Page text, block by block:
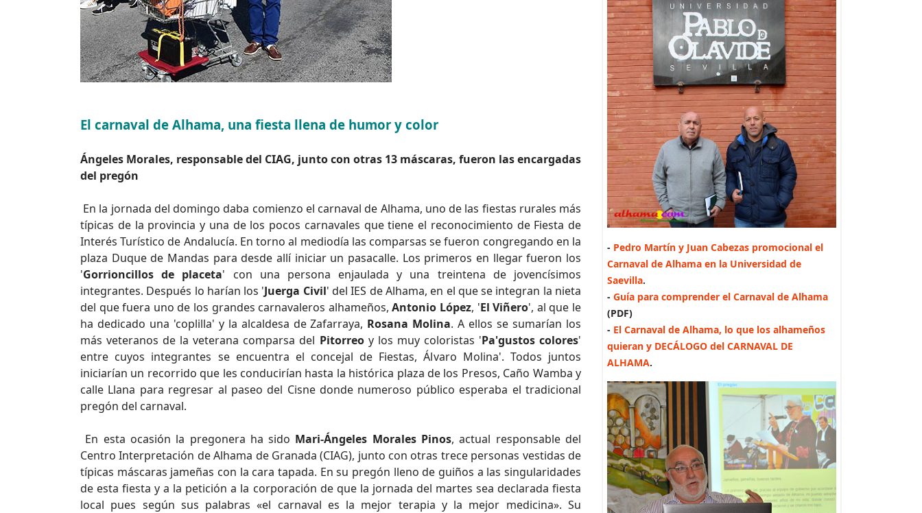
El carnaval de Alhama, una fiesta llena de humor y color
Ángeles Morales, responsable del CIAG, junto con otras 13 máscaras, fueron las encargadas
del pregón
En la jornada del domingo daba comienzo el carnaval de Alhama, uno de las fiestas rurales más
típicas de la provincia y una de los pocos carnavales que tiene el reconocimiento de Fiesta de
Interés Turístico de Andalucía. En torno al mediodía las comparsas se fueron congregando en la
plaza Duque de Mandas para desde allí iniciar un pasacalle. Los primeros en llegar fueron los
'Gorrioncillos de placeta' con una persona enjaulada y una treintena de jovencísimos
integrantes. Después lo harían los 'Juerga Civil' del IES de Alhama, en el que se integran la nieta
del que fuera uno de los grandes carnavaleros alhameños,Antonio López, 'El Viñero', al que le
ha dedicado una 'coplilla' y la alcaldesa de Zafarraya, Rosana Molina. A ellos se sumarían los
más veteranos de la veterana comparsa del Pitorreoy los muy coloristas 'Pa'gustos colores'
entre cuyos integrantes se encuentra el concejal de Fiestas, Álvaro Molina'. Todos juntos
iniciarían un recorrido que les conducirían hasta la histórica plaza de los Presos, Caño Wamba y
calle Llana para regresar al paseo del Cisne donde numeroso público esperaba el tradicional
pregón del carnaval.
En esta ocasión la pregonera ha sido Mari-Ángeles Morales Pinos, actual responsable del
Centro Interpretación de Alhama de Granada (CIAG), junto con otras trece personas vestidas de
típicas máscaras jameñas con la cara tapada. En su pregón lleno de guiños a las singularidades
de esta fiesta y a la petición a la corporación de que la jornada del martes sea declarada fiesta
local pues según sus palabras «el carnaval es la mejor terapia y la mejor medicina». Su
- Pedro Martín y Juan Cabezas promocional el
Carnaval de Alhama en la Universidad de
Saevilla.
- Guía para comprender el Carnaval de Alhama
(PDF)
- El Carnaval de Alhama, lo que los alhameños
quieran y DECÁLOGO del CARNAVAL DE
ALHAMA.